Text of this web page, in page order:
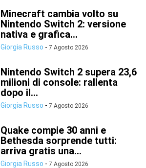
Minecraft cambia volto su
Nintendo Switch 2: versione
nativa e grafica...
Giorgia Russo - 7 Agosto 2026
Nintendo Switch 2 supera 23,6
milioni di console: rallenta
dopo il...
Giorgia Russo - 7 Agosto 2026
Quake compie 30 anni e
Bethesda sorprende tutti:
arriva gratis una...
Giorgia Russo - 7 Agosto 2026